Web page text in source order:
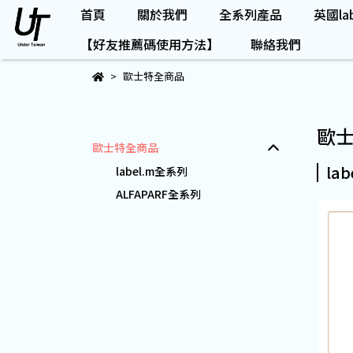
首頁 關於我們 全系列產品 英國
【好友推薦碼使用方法】
聯絡我們
歐士特全商品
歐士特全商品
label.m全系列
ALFAPARF全系列
歐